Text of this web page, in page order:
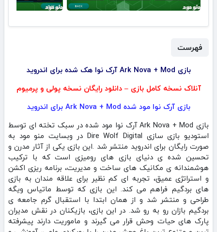
فهرست
بازی Ark Nova + Mod آرک نوا هک شده برای اندروید
آنلاک نسخه کامل بازی – دانلود رایگان نسخه پولی و پرمیوم
بازی آرک نوا مود شده Ark Nova + Mod برای اندروید
بازی Ark Nova + Mod آرک نوا مود شده در سبک تخته ای توسط
استودیو بازی سازی Dire Wolf Digital در وبسایت منو مود به
صورت رایگان برای اندروید منتشر شد .این بازی یکی از آثار مدرن و
تحسین‌ شده‌ ی دنیای بازی‌ های رومیزی است که با ترکیب
هوشمندانه‌ ی مکانیک‌ های ساخت و مدیریت، برنامه‌ ریزی اکشن
و استراتژی عمیق، تجربه‌ ای کم‌ نظیر برای علاقه‌ مندان به بازی‌
های بردگیم فراهم می‌ کند. این بازی که توسط ماتیاس ویگه
طراحی و منتشر شد و از همان ابتدا با استقبال گرم جامعه‌ ی
بردگیم‌ بازان رو به‌ رو شد. در این بازی، بازیکنان در نقش مدیران
پارک‌ های حیات وحش قرار می‌ گیرند و ماموریت دارند پیشرفته‌